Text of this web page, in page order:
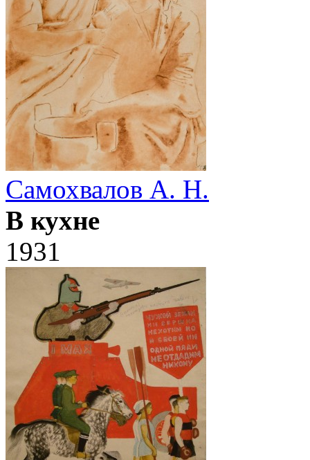
Самохвалов А. Н.
В кухне
1931